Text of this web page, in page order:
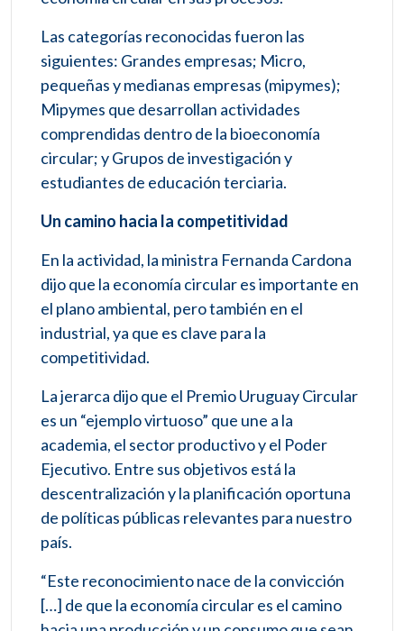
Las categorías reconocidas fueron las
siguientes: Grandes empresas; Micro,
pequeñas y medianas empresas (mipymes);
Mipymes que desarrollan actividades
comprendidas dentro de la bioeconomía
circular; y Grupos de investigación y
estudiantes de educación terciaria.
Un camino hacia la competitividad
En la actividad, la ministra Fernanda Cardona
dijo que la economía circular es importante en
el plano ambiental, pero también en el
industrial, ya que es clave para la
competitividad.
La jerarca dijo que el Premio Uruguay Circular
es un “ejemplo virtuoso” que une a la
academia, el sector productivo y el Poder
Ejecutivo. Entre sus objetivos está la
descentralización y la planificación oportuna
de políticas públicas relevantes para nuestro
país.
“Este reconocimiento nace de la convicción
[…] de que la economía circular es el camino